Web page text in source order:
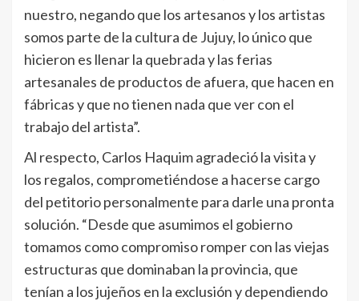
nuestro, negando que los artesanos y los artistas
somos parte de la cultura de Jujuy, lo único que
hicieron es llenar la quebrada y las ferias
artesanales de productos de afuera, que hacen en
fábricas y que no tienen nada que ver con el
trabajo del artista”.
Al respecto, Carlos Haquim agradeció la visita y
los regalos, comprometiéndose a hacerse cargo
del petitorio personalmente para darle una pronta
solución. “Desde que asumimos el gobierno
tomamos como compromiso romper con las viejas
estructuras que dominaban la provincia, que
tenían a los jujeños en la exclusión y dependiendo